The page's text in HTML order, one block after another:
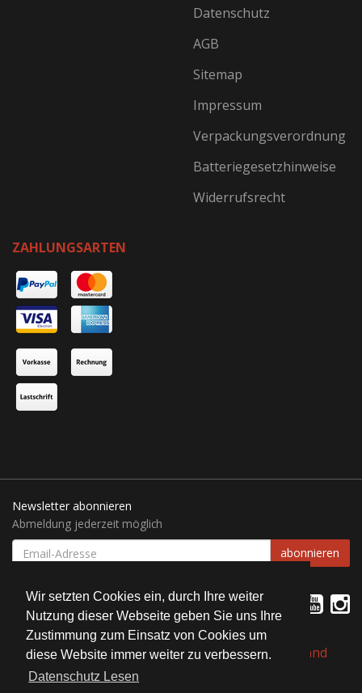
Wir setzten Cookies ein, durch Ihre weiter
Nutzung dieser Webseite geben Sie uns Ihre
Zustimmung zum Einsatz von Cookies um
diese Website immer weiter zu verbessern.
Datenschutz Lesen
Datenschutz
AGB
Sitemap
Impressum
Verpackungsverordnung
Batteriegesetzhinweise
Widerrufsrecht
ZAHLUNGSARTEN
Newsletter abonnieren
Abmeldung jederzeit möglich
EMAIL-
ADRESSE
abonnieren
*Alle Preise inkl. gesetzlicher USt., zzgl. Versand